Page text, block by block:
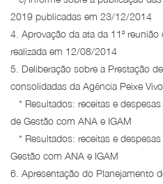
2019 publicadas em 23/12/2014
4. Aprovação da ata da 11ª
realizada em 12/08/2014
5. Deliberação sobre a Prestação
consolidadas da Agência Peixe
* Resultados: receitas e
de Gestão com ANA e IGAM
* Resultados: receitas e
Gestão com ANA e IGAM
6. Apresentação do Planejamento